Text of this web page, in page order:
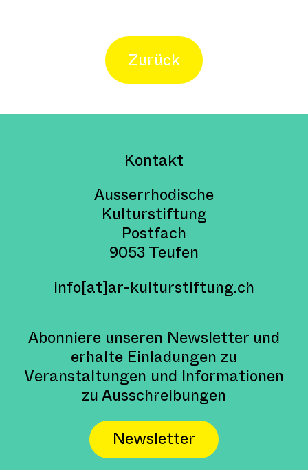
Zurück
Kontakt
Ausserrhodische
Kulturstiftung
Postfach
9053 Teufen
info[at]ar-kulturstiftung.ch
Abonniere unseren Newsletter und
erhalte Einladungen zu
Veranstaltungen und Informationen
zu Ausschreibungen
Newsletter